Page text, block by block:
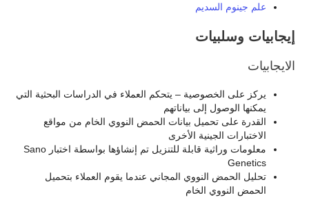
علم جينوم السديم
إيجابيات وسلبيات
الايجابيات
يركز على الخصوصية – يتحكم العملاء في الدراسات البحثية التي
يمكنها الوصول إلى بياناتهم
القدرة على تحميل بيانات الحمض النووي الخام من مواقع
الاختبارات الجينية الأخرى
معلومات وراثية قابلة للتنزيل تم إنشاؤها بواسطة اختبار Sano
Genetics
تحليل الحمض النووي المجاني عندما يقوم العملاء بتحميل
الحمض النووي الخام